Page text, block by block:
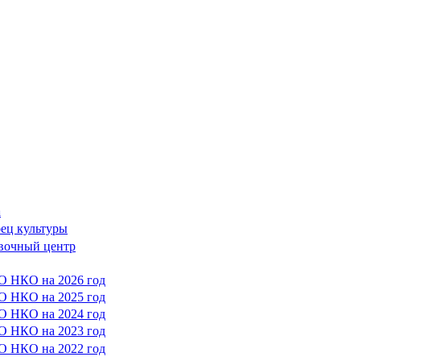
культуры
центр
НКО на 2026 год
НКО на 2025 год
НКО на 2024 год
НКО на 2023 год
НКО на 2022 год